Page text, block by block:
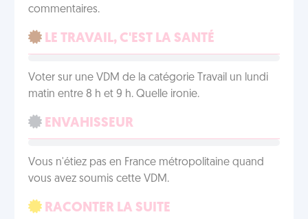
commentaires.
LE TRAVAIL, C'EST LA SANTÉ
Voter sur une VDM de la catégorie Travail un lundi
matin entre 8 h et 9 h. Quelle ironie.
ENVAHISSEUR
Vous n'étiez pas en France métropolitaine quand
vous avez soumis cette VDM.
RACONTER LA SUITE